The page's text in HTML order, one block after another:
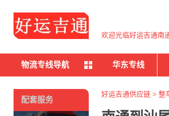
欢迎光临好运吉通南
物流专线导航 华东专线
好运吉通供应链> 整
配套服务